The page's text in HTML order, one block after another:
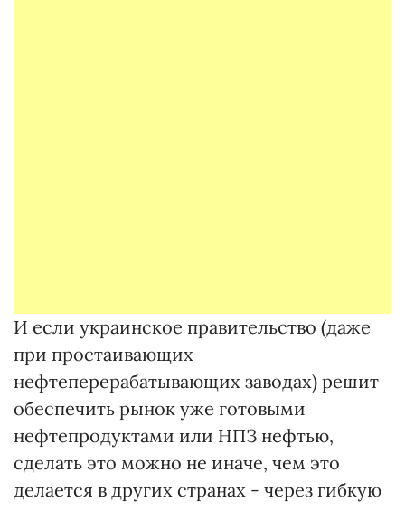
И если украинское правительство (даже
при простаивающих
нефтеперерабатывающих заводах) решит
обеспечить рынок уже готовыми
нефтепродуктами или НПЗ нефтью,
сделать это можно не иначе, чем это
делается в других странах - через гибкую